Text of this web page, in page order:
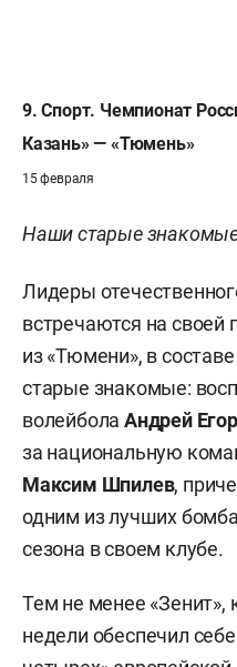
9. Спорт. Чемпионат
Казань» — «Тюмень»
15 февраля
Наши старые
Лидеры
встречаются на
из «Тюмени», в
старые знакомые:
волейболаАндрей
за национальную
Максим Шпилев,
одним из лучших
сезона в своем клубе.
Тем не менее «Зенит»,
недели обеспечил